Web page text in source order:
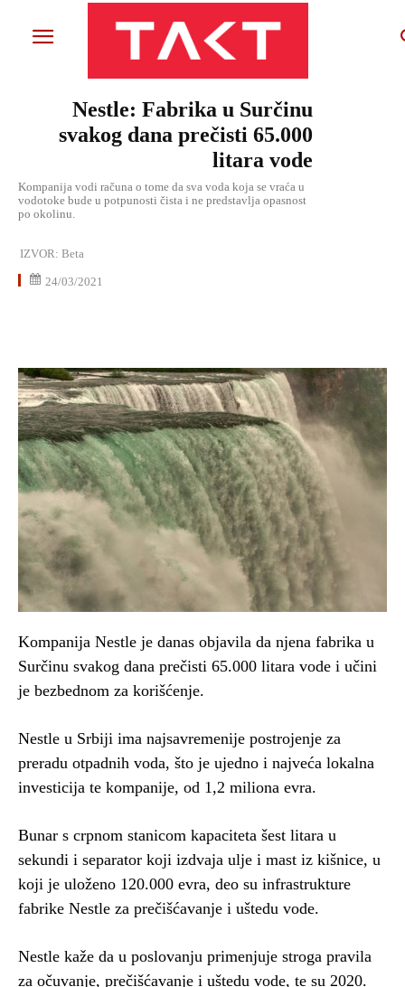
Nestle: Fabrika u Surčinu
svakog dana prečisti 65.000
litara vode
Kompanija vodi računa o tome da sva voda koja se vraća u
vodotoke bude u potpunosti čista i ne predstavlja opasnost
po okolinu.
IZVOR: Beta
24/03/2021
Kompanija Nestle je danas objavila da njena fabrika u
Surčinu svakog dana prečisti 65.000 litara vode i učini
je bezbednom za korišćenje.
Nestle u Srbiji ima najsavremenije postrojenje za
preradu otpadnih voda, što je ujedno i najveća lokalna
investicija te kompanije, od 1,2 miliona evra.
Bunar s crpnom stanicom kapaciteta šest litara u
sekundi i separator koji izdvaja ulje i mast iz kišnice, u
koji je uloženo 120.000 evra, deo su infrastrukture
fabrike Nestle za prečišćavanje i uštedu vode.
Nestle kaže da u poslovanju primenjuje stroga pravila
za očuvanje, prečišćavanje i uštedu vode, te su 2020.